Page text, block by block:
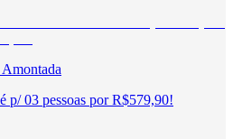
p/ 03 pessoas por R$579,90!